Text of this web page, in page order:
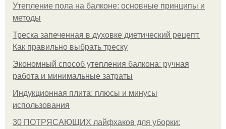
Утепление пола на балконе: основные принципы и
методы
Треска запеченная в духовке диетический рецепт.
Как правильно выбрать треску
Экономный способ утепления балкона: ручная
работа и минимальные затраты
Индукционная плита: плюсы и минусы
использования
30 ПОТРЯСАЮЩИХ лайфхаков для уборки: